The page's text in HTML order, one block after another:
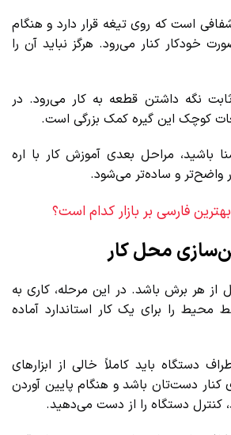
است که روی تیغه قرار دارد و هنگام
خودکار کنار می‌رود. هرگز نباید آن را
ثابت نگه داشتن قطعه به کار می‌رود. در
کوچک این گیره کمک بزرگی است.
باشید، مراحل بعدی آموزش کار با اره
واضح‌تر و ساده‌تر می‌شود.
بهترین فارسی بر بازار کدام است؟
محل کار
از هر برش باشد. در این مرحله، کاری به
محیط را برای یک کار استاندارد آماده
دستگاه باید کاملاً خالی از ابزارهای
کنار دست‌تان باشد و هنگام پایین آوردن
کنترل دستگاه را از دست می‌دهید.